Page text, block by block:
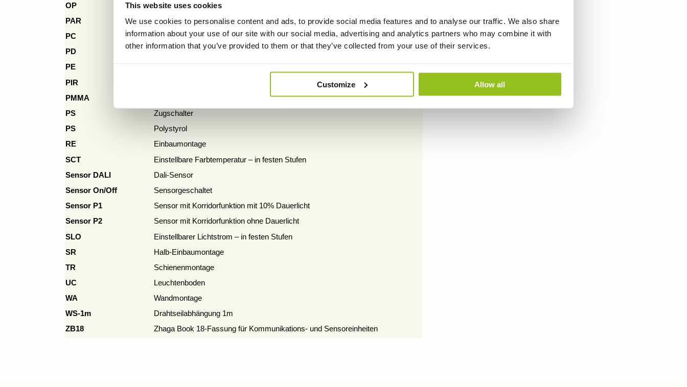
This website uses cookies
We use cookies to personalise content and ads, to provide social media features and to analyse our traffic. We also share
information about your use of our site with our social media, advertising and analytics partners who may combine it with
other information that you’ve provided to them or that they’ve collected from your use of their services.
Customize Allow all
OP
Opale Abdeckung (Verschiedene Materialien)
PAR
Einzelspiegelreflektor
PC
Polykarbonat
PD
Zugseildimmung
PE
PIR
PMMA
PS
Zugschalter
PS
Polystyrol
RE
Einbaumontage
SCT
Einstellbare Farbtemperatur – in festen Stufen
Sensor DALI
Dali-Sensor
Sensor On/Off
Sensorgeschaltet
Sensor P1
Sensor mit Korridorfunktion mit 10% Dauerlicht
Sensor P2
Sensor mit Korridorfunktion ohne Dauerlicht
SLO
Einstellbarer Lichtstrom – in festen Stufen
SR
Halb-Einbaumontage
TR
Schienenmontage
UC
Leuchtenboden
WA
Wandmontage
WS-1m
Drahtseilabhängung 1m
ZB18
Zhaga Book 18-Fassung für Kommunikations- und Sensoreinheiten